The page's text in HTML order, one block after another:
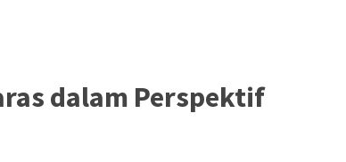
dalam Perspektif